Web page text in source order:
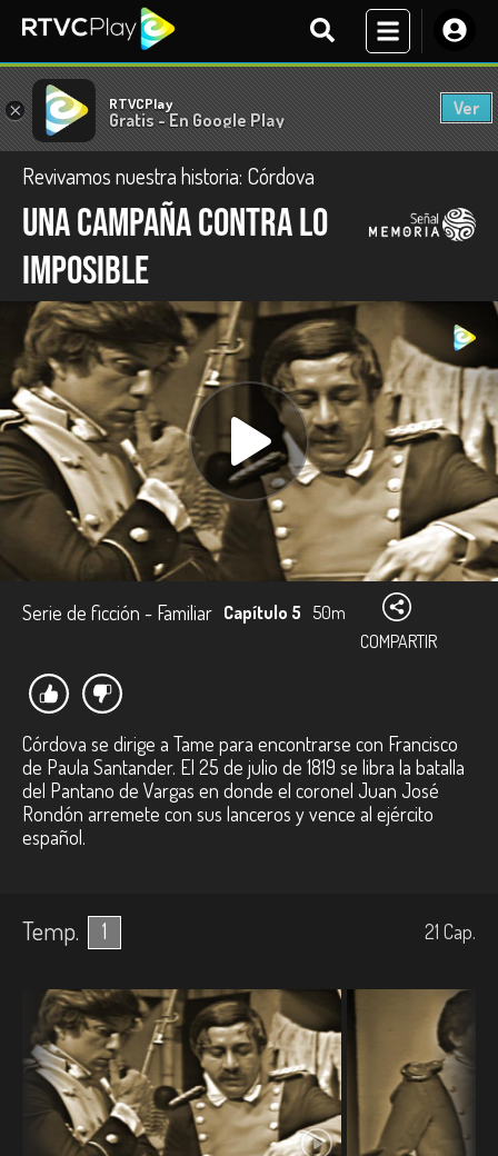
× RTVCPlay
Gratis - En Google Play
Ver
Revivamos nuestra historia: Córdova
Una campaña contra lo
imposible
Serie de ficción - Familiar Capítulo 5 50m
COMPARTIR
Córdova se dirige a Tame para encontrarse con Francisco
de Paula Santander. El 25 de julio de 1819 se libra la batalla
del Pantano de Vargas en donde el coronel Juan José
Rondón arremete con sus lanceros y vence al ejército
español.
Temp. 1 21 Cap.